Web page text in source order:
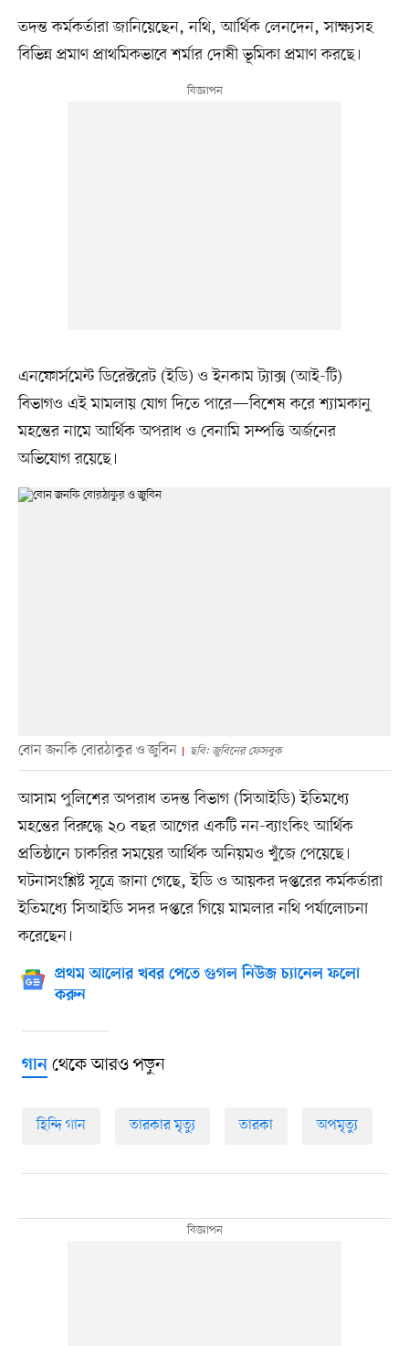
তদন্ত কর্মকর্তারা জানিয়েছেন, নথি, আর্থিক লেনদেন, সাক্ষ্যসহ
বিভিন্ন প্রমাণ প্রাথমিকভাবে শর্মার দোষী ভূমিকা প্রমাণ করছে।
এনফোর্সমেন্ট ডিরেক্টরেট (ইডি) ও ইনকাম ট্যাক্স (আই-টি)
বিভাগও এই মামলায় যোগ দিতে পারে—বিশেষ করে শ্যামকানু
মহন্তের নামে আর্থিক অপরাধ ও বেনামি সম্পত্তি অর্জনের
অভিযোগ রয়েছে।
বোন জনকি বোরঠাকুর ও জুবিন ছবি: জুবিনের ফেসবুক
আসাম পুলিশের অপরাধ তদন্ত বিভাগ (সিআইডি) ইতিমধ্যে
মহন্তের বিরুদ্ধে ২০ বছর আগের একটি নন-ব্যাংকিং আর্থিক
প্রতিষ্ঠানে চাকরির সময়ের আর্থিক অনিয়মও খুঁজে পেয়েছে।
ঘটনাসংশ্লিষ্ট সূত্রে জানা গেছে, ইডি ও আয়কর দপ্তরের কর্মকর্তারা
ইতিমধ্যে সিআইডি সদর দপ্তরে গিয়ে মামলার নথি পর্যালোচনা
করেছেন।
প্রথম আলোর খবর পেতে গুগল নিউজ চ্যানেল ফলো
করুন
গানথেকে আরও পড়ুন
হিন্দি গান তারকার মৃত্যু তারকা অপমৃত্যু